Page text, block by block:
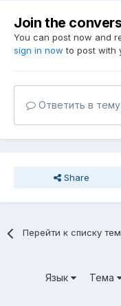
Join the
You can post now and
sign in now to post with
Ответить в
Share
Перейти к списку тем
Язык Тема